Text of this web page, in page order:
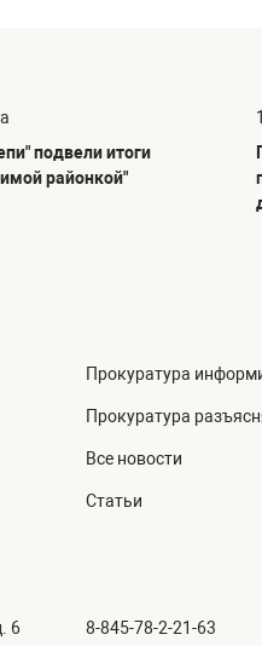
подвели итоги
районкой"
Прокуратура
Прокуратура
Все новости
Статьи
6 8-845-78-2-21-63